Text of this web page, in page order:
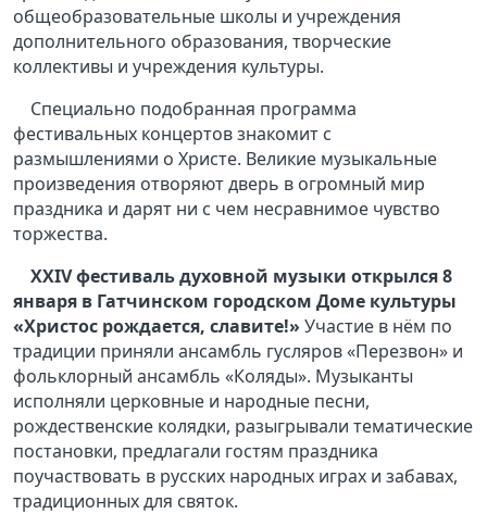
общеобразовательные школы и учреждения
дополнительного образования, творческие
коллективы и учреждения культуры.
Специально подобранная программа
фестивальных концертов знакомит с
размышлениями о Христе. Великие музыкальные
произведения отворяют дверь в огромный мир
праздника и дарят ни с чем несравнимое чувство
торжества.
XXIVфестиваль духовной музыки открылся 8
января в Гатчинском городском Доме культуры
«Христос рождается, славите!» Участие в нём по
традиции приняли ансамбль гусляров «Перезвон» и
фольклорный ансамбль «Коляды». Музыканты
исполняли церковные и народные песни,
рождественские колядки, разыгрывали тематические
постановки, предлагали гостям праздника
поучаствовать в русских народных играх и забавах,
традиционных для святок.